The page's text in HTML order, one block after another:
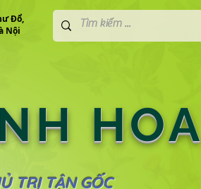
Đổ,
Nội
HOA
TRỊ TẬN GỐC